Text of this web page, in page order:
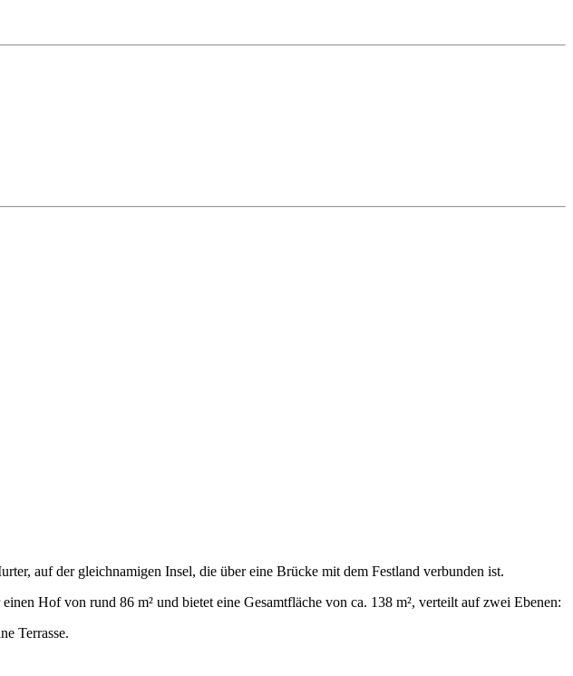
auf der gleichnamigen Insel, die über eine Brücke mit dem Festland verbunden ist.
Hof von rund 86 m² und bietet eine Gesamtfläche von ca. 138 m², verteilt auf zwei Ebenen:
Terrasse.